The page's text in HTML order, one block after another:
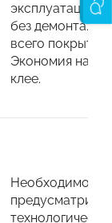
эксплуатации,
без демонтажа
всего покрытия.
Экономия на
клее.
Необходимость